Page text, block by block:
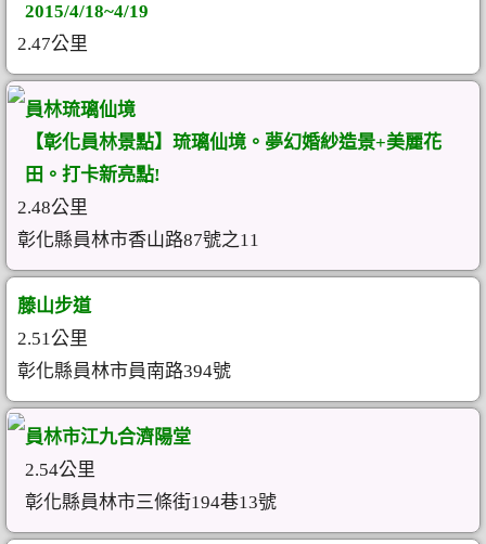
2015/4/18~4/19
2.47公里
員林琉璃仙境
【彰化員林景點】琉璃仙境。夢幻婚紗造景+美麗花
田。打卡新亮點!
2.48公里
彰化縣員林市香山路87號之11
藤山步道
2.51公里
彰化縣員林市員南路394號
員林市江九合濟陽堂
2.54公里
彰化縣員林市三條街194巷13號